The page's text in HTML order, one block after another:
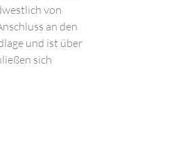
von
an den
und ist über
sich